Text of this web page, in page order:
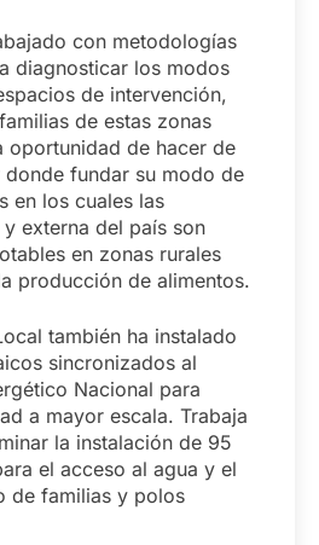
con metodologías
diagnosticar los modos
de intervención,
de estas zonas
oportunidad de hacer de
donde fundar su modo de
en los cuales las
externa del país son
en zonas rurales
producción de alimentos.
también ha instalado
sincronizados al
Nacional para
a mayor escala. Trabaja
la instalación de 95
el acceso al agua y el
de familias y polos